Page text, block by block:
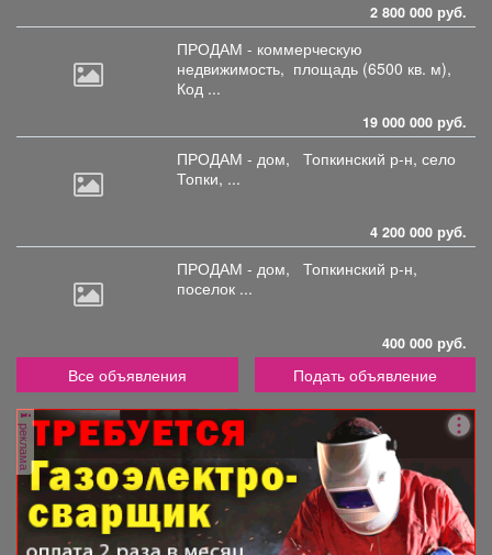
2 800 000 руб.
ПРОДАМ - коммерческую
недвижимость, площадь (6500 кв. м),
Код ...
19 000 000 руб.
ПРОДАМ - дом,
Топкинский р-н, село
Топки, ...
4 200 000 руб.
ПРОДАМ - дом,
Топкинский р-н,
поселок ...
400 000 руб.
Все объявления Подать объявление
реклама